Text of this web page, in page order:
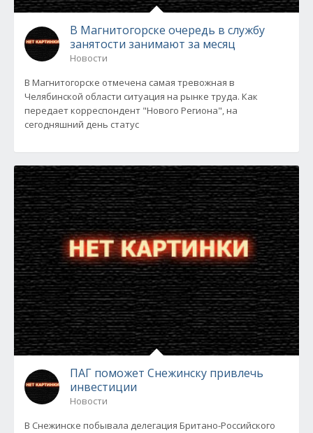
В Магнитогорске очередь в службу
занятости занимают за месяц
Новости
В Магнитогорске отмечена самая тревожная в
Челябинской области ситуация на рынке труда. Как
передает корреспондент "Нового Региона", на
сегодняшний день статус
ПАГ поможет Снежинску привлечь
инвестиции
Новости
В Снежинске побывала делегация Британо-Российского